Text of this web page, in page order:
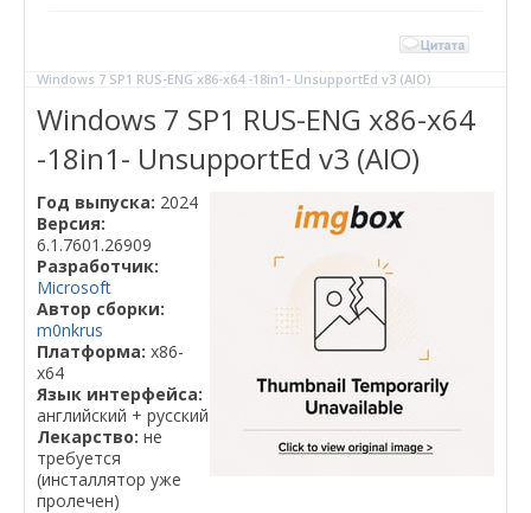
Windows 7 SP1 RUS-ENG x86-x64 -18in1- UnsupportEd v3 (AIO)
Windows 7 SP1 RUS-ENG x86-x64
-18in1- UnsupportEd v3 (AIO)
Год выпуска: 2024
Версия:
6.1.7601.26909
Разработчик:
Microsoft
Автор сборки:
m0nkrus
Платформа: x86-
x64
Язык интерфейса:
английский + русский
Лекарство: не
требуется
(инсталлятор уже
пролечен)